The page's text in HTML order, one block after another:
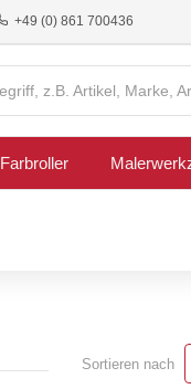
+49 (0) 861 700436
Farbroller
Sortieren nach